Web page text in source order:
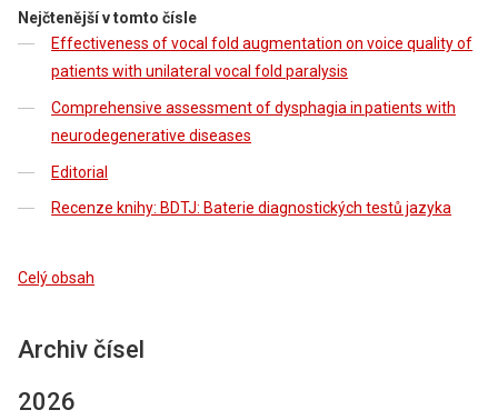
Nejčtenější v tomto čísle
Effectiveness of vocal fold augmentation on voice quality of
patients with unilateral vocal fold paralysis
Comprehensive assessment of dysphagia in patients with
neurodegenerative diseases
Editorial
Recenze knihy: BDTJ: Baterie diagnostických testů jazyka
Celý obsah
Archiv čísel
2026